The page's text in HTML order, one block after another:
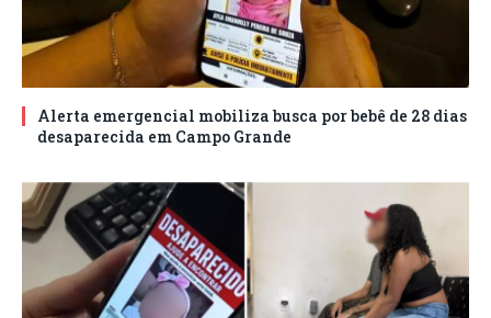
Alerta emergencial mobiliza busca por bebê de 28 dias
desaparecida em Campo Grande